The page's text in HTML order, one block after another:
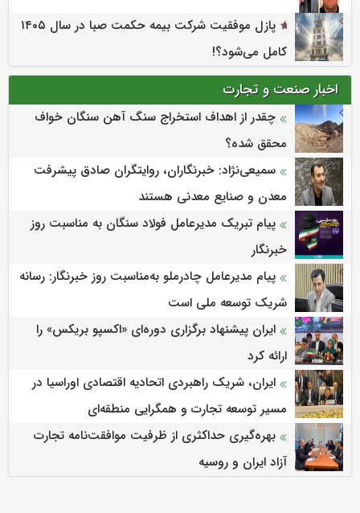
پازل موفقیت شرکت بیمه حکمت صبا در سال ۱۴۰۵
کامل می‌شود؟!
اخبار صنعت و تجارت
چقدر از اهداف استخراج سنگ آهن سنگان خواف
محقق شده؟
سمیعی‌نژاد: خبرنگاران، روایتگران صادق پیشرفت
معدن و صنایع معدنی هستند
پیام تبریک مدیرعامل فولاد سنگان به مناسبت روز
خبرنگار
پیام مدیرعامل چادرملو به‌مناسبت روز خبرنگار: رسانه
شریک توسعه ملی است
ایران پیشنهاد برگزاری دوره‌ای «اکسپو بریکس» را
ارائه کرد
ایران، شریک راهبردی اتحادیه اقتصادی اوراسیا در
مسیر توسعه تجارت و همگرایی منطقه‌ای
بهره‌گیری حداکثری از ظرفیت موافقت‌نامه تجارت
آزاد ایران و روسیه